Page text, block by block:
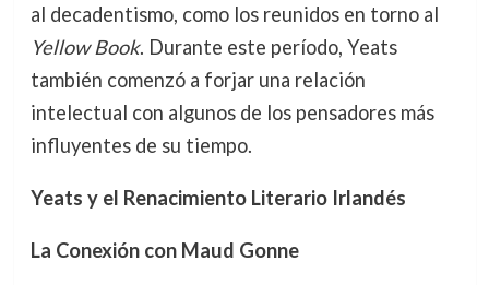
al decadentismo, como los reunidos en torno al
Yellow Book. Durante este período, Yeats
también comenzó a forjar una relación
intelectual con algunos de los pensadores más
influyentes de su tiempo.
Yeats y el Renacimiento Literario Irlandés
La Conexión con Maud Gonne